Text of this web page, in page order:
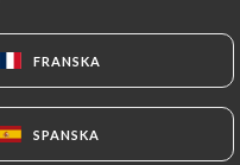
FRANSKA
SPANSKA
FRANSKA
SPANSKA